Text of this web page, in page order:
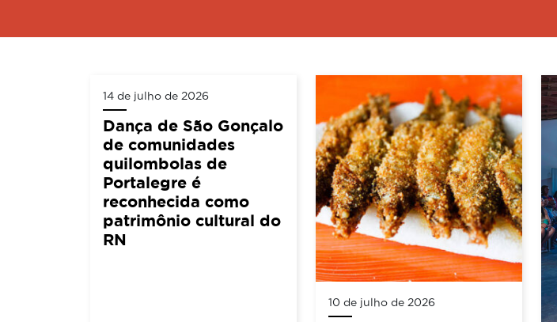
14 de julho de 2026
Dança de São Gonçalo
de comunidades
quilombolas de
Portalegre é
reconhecida como
patrimônio cultural do
RN
10 de julho de 2026